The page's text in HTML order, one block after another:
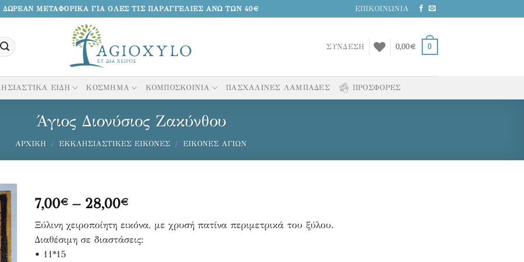
ΔΩΡΕΑΝ ΜΕΤΑΦΟΡΙΚΑ ΓΙΑ ΟΛΕΣ ΤΙΣ ΠΑΡΑΓΓΕΛΙΕΣ ΑΝΩ ΤΩΝ 40€ ΕΠΙΚΟΙΝΩΝΙΑ
ΣΥΝΔΕΣΗ 0,00€ 0
ΕΙΔΗ ΚΟΣΜΗΜΑ ΚΟΜΠΟΣΚΟΙΝΙΑ ΠΑΣΧΑΛΙΝΕΣ ΛΑΜΠΑΔΕΣ ΠΡΟΣΦΟΡΕΣ
Άγιος Διονύσιος Ζακύνθου
ΑΡΧΙΚΉ / ΕΚΚΛΗΣΙΑΣΤΙΚΈΣ ΕΙΚΌΝΕΣ / ΕΙΚΌΝΕΣ ΑΓΊΩΝ
7,00€ – 28,00€Price
range:
7,00€
through
Ξύλινη χειροποίητη εικόνα, με χρυσή πατίνα περιμετρικά του ξύλου.
Διαθέσιμη σε διαστάσεις:
• 11*15